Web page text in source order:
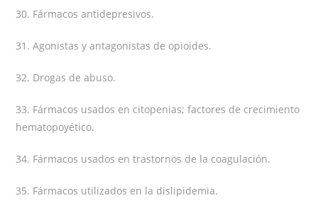
30. Fármacos antidepresivos.
31. Agonistas y antagonistas de opioides.
32. Drogas de abuso.
33. Fármacos usados en citopenias; factores de crecimiento
hematopoyético.
34. Fármacos usados en trastornos de la coagulación.
35. Fármacos utilizados en la dislipidemia.